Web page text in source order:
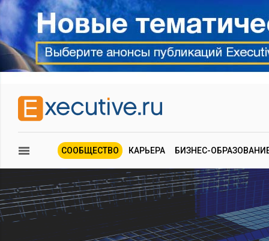
СООБЩЕСТВО КАРЬЕРА БИЗНЕС-